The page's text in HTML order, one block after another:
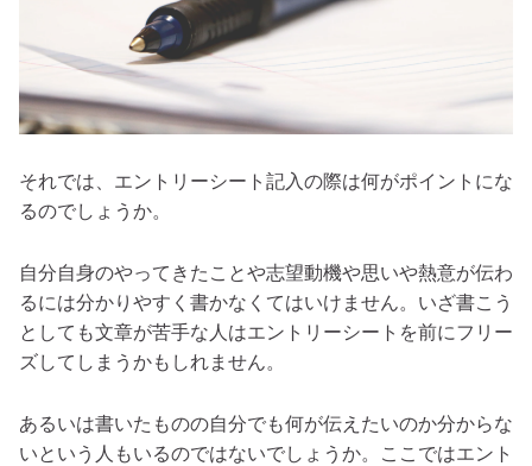
それでは、エントリーシート記入の際は何がポイントにな
るのでしょうか。
自分自身のやってきたことや志望動機や思いや熱意が伝わ
るには分かりやすく書かなくてはいけません。いざ書こう
としても文章が苦手な人はエントリーシートを前にフリー
ズしてしまうかもしれません。
あるいは書いたものの自分でも何が伝えたいのか分からな
いという人もいるのではないでしょうか。ここではエント